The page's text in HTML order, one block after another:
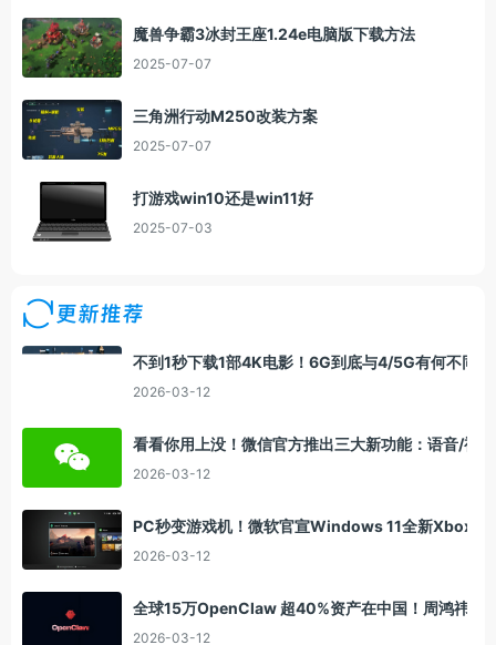
魔兽争霸3冰封王座1.24e电脑版下载方法
2025-07-07
三角洲行动M250改装方案
2025-07-07
打游戏win10还是win11好
2025-07-03
更新推荐
不到1秒下载1部4K电影！6G到底与4/5G有何不同
2026-03-12
看看你用上没！微信官方推出三大新功能：语音/视
2026-03-12
PC秒变游戏机！微软官宣Windows 11全新Xbox模
2026-03-12
全球15万OpenClaw 超40%资产在中国！周鸿祎：
2026-03-12